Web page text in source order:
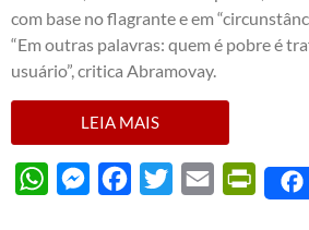
com base no flagrante e em
“Em outras palavras: quem é pobre é
usuário”, critica Abramovay.
LEIA MAIS
WhatsAppMessengerFacebook
Twitter Email